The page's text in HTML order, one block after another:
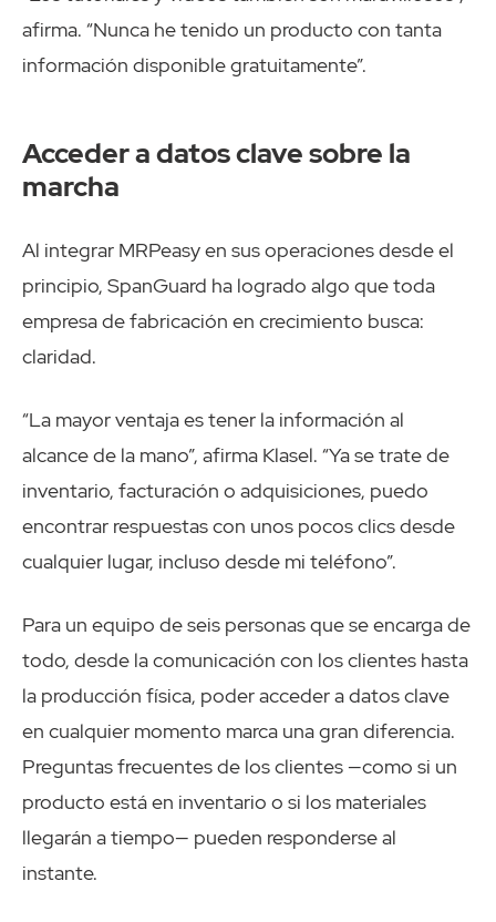
afirma. “Nunca he tenido un producto con tanta
información disponible gratuitamente”.
Acceder a datos clave sobre la
marcha
Al integrar MRPeasy en sus operaciones desde el
principio, SpanGuard ha logrado algo que toda
empresa de fabricación en crecimiento busca:
claridad.
“La mayor ventaja es tener la información al
alcance de la mano”, afirma Klasel. “Ya se trate de
inventario, facturación o adquisiciones, puedo
encontrar respuestas con unos pocos clics desde
cualquier lugar, incluso desde mi teléfono”.
Para un equipo de seis personas que se encarga de
todo, desde la comunicación con los clientes hasta
la producción física, poder acceder a datos clave
en cualquier momento marca una gran diferencia.
Preguntas frecuentes de los clientes —como si un
producto está en inventario o si los materiales
llegarán a tiempo— pueden responderse al
instante.